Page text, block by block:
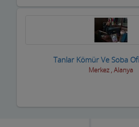
Çevre ve Su Arıtma
Tanlar Kömür Ve Soba
Merkez , Alanya